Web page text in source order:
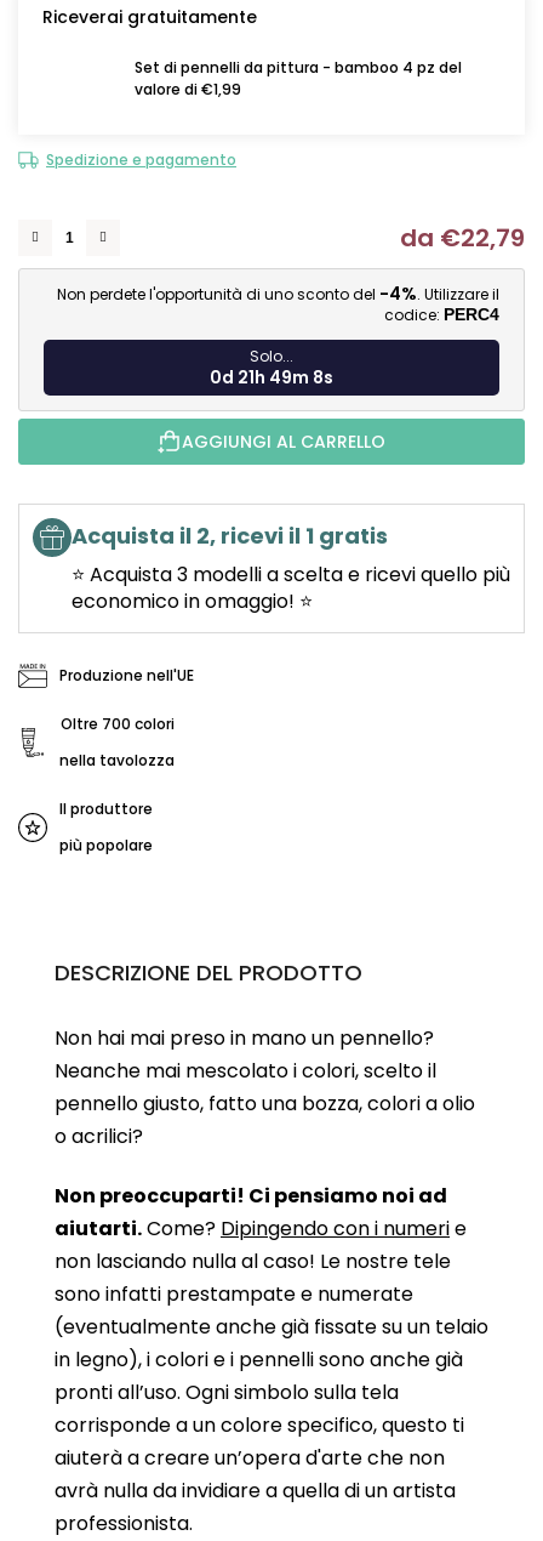
Riceverai gratuitamente
Set di pennelli da pittura - bamboo 4 pz del
valore di €1,99
Spedizione e pagamento
da €22,79
Non perdete l'opportunità di uno sconto del -4%. Utilizzare il
codice: PERC4
Solo...
0d 21h 49m 7s
AGGIUNGI AL CARRELLO
Acquista il 2, ricevi il 1 gratis
⭐ Acquista 3 modelli a scelta e ricevi quello più
economico in omaggio! ⭐
Produzione nell'UE
Oltre 700 colori
nella tavolozza
Il produttore
più popolare
DESCRIZIONE DEL PRODOTTO
Non hai mai preso in mano un pennello?
Neanche mai mescolato i colori, scelto il
pennello giusto, fatto una bozza, colori a olio
o acrilici?
Non preoccuparti! Ci pensiamo noi ad
aiutarti.Come? Dipingendo con i numerie
non lasciando nulla al caso! Le nostre tele
sono infatti prestampate e numerate
(eventualmente anche già fissate su un telaio
in legno), i colori e i pennelli sono anche già
pronti all’uso. Ogni simbolo sulla tela
corrisponde a un colore specifico, questo ti
aiuterà a creare un’opera d'arte che non
avrà nulla da invidiare a quella di un artista
professionista.